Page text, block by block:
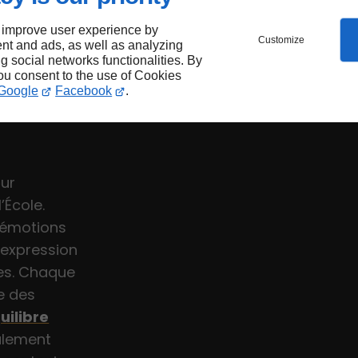
user experience by
and ads, as well as analyzing
social networks functionalities. By
consent to the use of Cookies
Facebook .
Customize
Chaque
des